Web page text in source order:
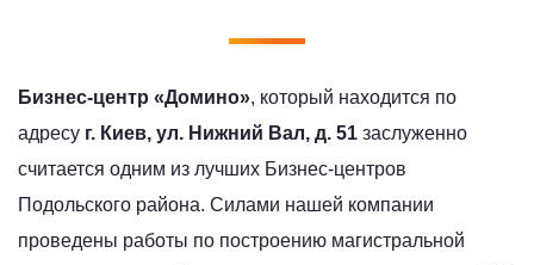
Бизнес-центр «Домино», который находится по
адресу г. Киев, ул. Нижний Вал, д. 51 заслуженно
считается одним из лучших Бизнес-центров
Подольского района. Силами нашей компании
проведены работы по построению магистральной